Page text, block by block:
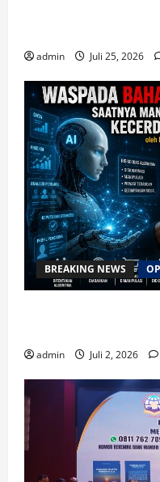
admin Juli 25, 2026
BREAKING NEWS
admin Juli 2, 2026